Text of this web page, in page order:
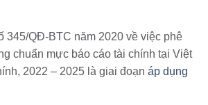
345/QĐ-BTC năm 2020 về việc phê
chuẩn mực báo cáo tài chính tại Việt
2022 – 2025 là giai đoạn áp dụng